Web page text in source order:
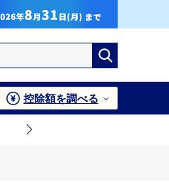
控除額を調べる